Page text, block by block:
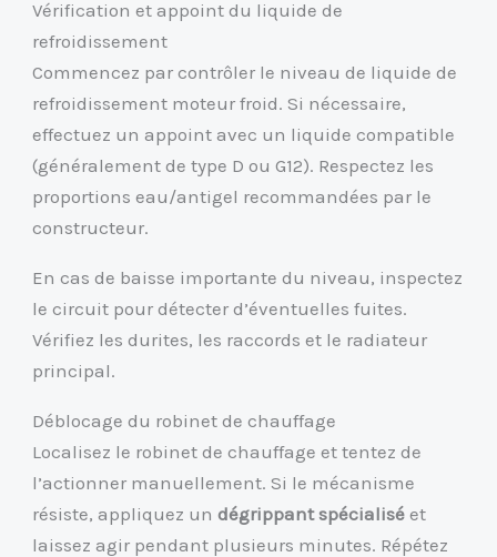
Vérification et appoint du liquide de
refroidissement
Commencez par contrôler le niveau de liquide de
refroidissement moteur froid. Si nécessaire,
effectuez un appoint avec un liquide compatible
(généralement de type D ou G12). Respectez les
proportions eau/antigel recommandées par le
constructeur.
En cas de baisse importante du niveau, inspectez
le circuit pour détecter d’éventuelles fuites.
Vérifiez les durites, les raccords et le radiateur
principal.
Déblocage du robinet de chauffage
Localisez le robinet de chauffage et tentez de
l’actionner manuellement. Si le mécanisme
résiste, appliquez undégrippant spécialisé et
laissez agir pendant plusieurs minutes. Répétez